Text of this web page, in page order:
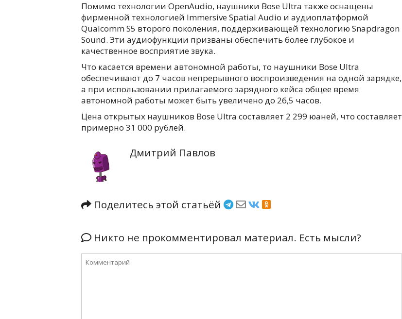
Помимо технологии OpenAudio, наушники Bose Ultra также оснащены
фирменной технологией Immersive Spatial Audio и аудиоплатформой
Qualcomm S5 второго поколения, поддерживающей технологию Snapdragon
Sound. Эти аудиофункции призваны обеспечить более глубокое и
качественное восприятие звука.
Что касается времени автономной работы, то наушники Bose Ultra
обеспечивают до 7 часов непрерывного воспроизведения на одной зарядке,
а при использовании прилагаемого зарядного кейса общее время
автономной работы может быть увеличено до 26,5 часов.
Цена открытых наушников Bose Ultra составляет 2 299 юаней, что составляет
примерно 31 000 рублей.
Дмитрий Павлов
Поделитесь этой статьёй
Никто не прокомментировал материал. Есть мысли?